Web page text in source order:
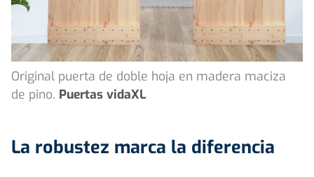
Original puerta de doble hoja en madera maciza
de pino. Puertas vidaXL
La robustez marca la diferencia